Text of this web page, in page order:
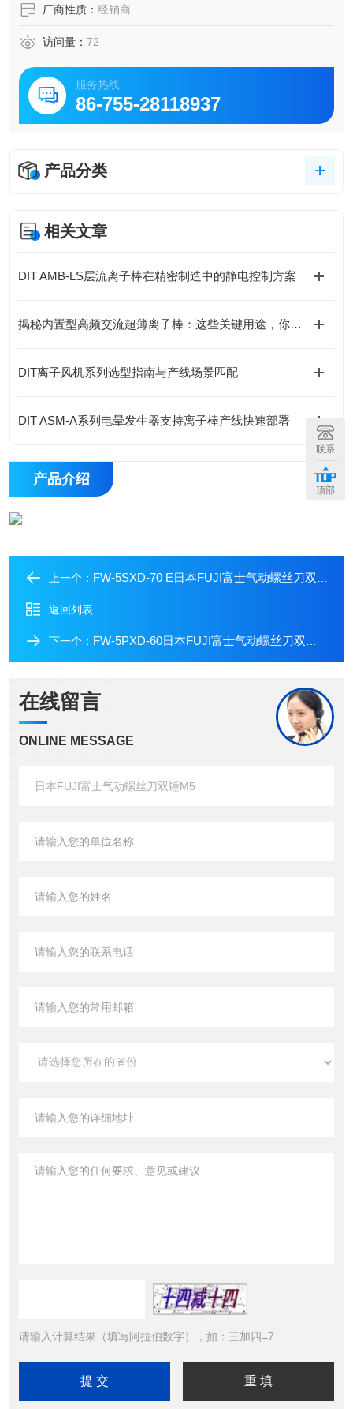
厂商性质： 经销商
访问量： 72
服务热线
86-755-28118937
产品分类
相关文章
DIT AMB-LS层流离子棒在精密制造中的静电控制方案
揭秘内置型高频交流超薄离子棒：这些关键用途，你可能还没了解！
DIT离子风机系列选型指南与产线场景匹配
DIT ASM-A系列电晕发生器支持离子棒产线快速部署
产品介绍
上一个： FW-5SXD-70 E日本FUJI富士气动螺丝刀双锤M5
返回列表
下一个： FW-5PXD-60日本FUJI富士气动螺丝刀双锤M5
在线留言
ONLINE MESSAGE
请输入计算结果（填写阿拉伯数字），如：三加四=7
联系
顶部